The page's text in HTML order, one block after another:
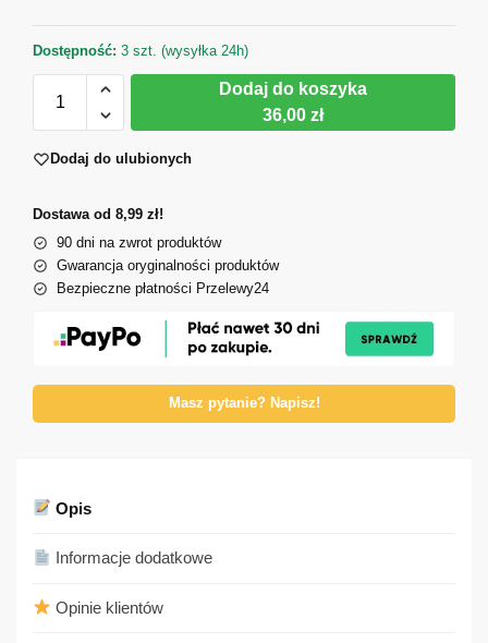
Dostępność: 3 szt. (wysyłka 24h)
Dodaj do koszyka
36,00 zł
Dodaj do ulubionych
Dostawa od 8,99 zł!
90 dni na zwrot produktów
Gwarancja oryginalności produktów
Bezpieczne płatności Przelewy24
Masz pytanie? Napisz!
Opis
Informacje dodatkowe
Opinie klientów